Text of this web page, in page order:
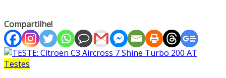
Compartilhe!
Testes